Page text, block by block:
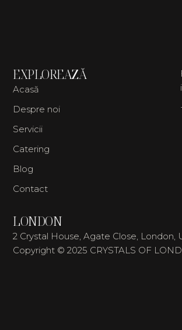
EXPLOREAZĂ
Acasă
Despre noi
Servicii
Catering
Blog
Contact
LONDON
2 Crystal House, Agate Close, London,
Copyright © 2025 CRYSTALS OF